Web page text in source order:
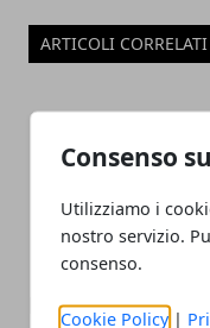
Consenso
Utilizziamo i
nostro servizio.
consenso.
Cookie Policy |
ARTICOLI CORRELATI
La Formula 1